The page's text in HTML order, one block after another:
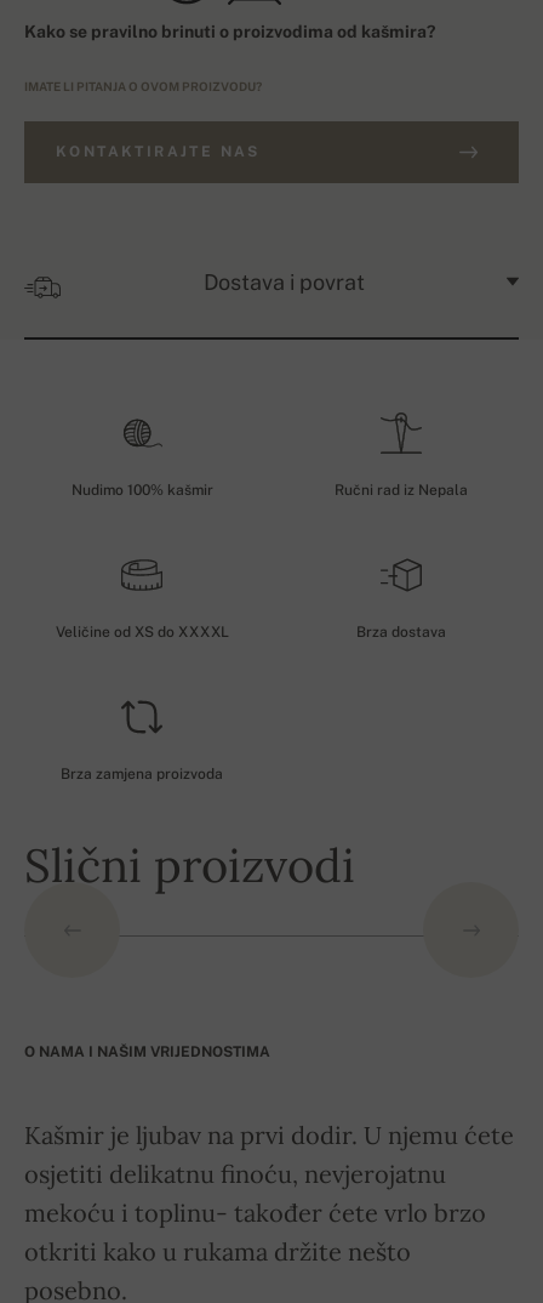
Kako se pravilno brinuti o proizvodima od kašmira?
IMATE LI PITANJA O OVOM PROIZVODU?
KONTAKTIRAJTE NAS
Dostava i povrat
Nudimo 100% kašmir Ručni rad iz Nepala
Veličine od XS do XXXXL Brza dostava
Brza zamjena proizvoda
Slični proizvodi
O NAMA I NAŠIM VRIJEDNOSTIMA
Kašmir je ljubav na prvi dodir. U njemu ćete
osjetiti delikatnu finoću, nevjerojatnu
mekoću i toplinu- također ćete vrlo brzo
otkriti kako u rukama držite nešto
posebno.